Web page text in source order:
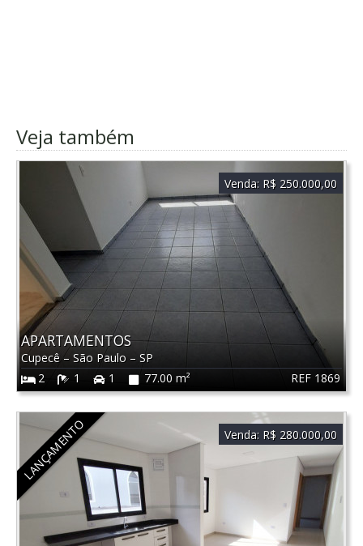
Veja também
REF 1869
APARTAMENTOS
Cupecê – São Paulo – SP
2
1 1 77.00 m²
Venda: R$ 250.000,00
LANÇAMENTO Venda: R$ 280.000,00